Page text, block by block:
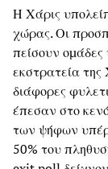
Η Χάρις
χώρας. Οι
πείσουν
εκστρατεία της
διάφορες
έπεσαν στο
των ψήφων υπέρ
50% του